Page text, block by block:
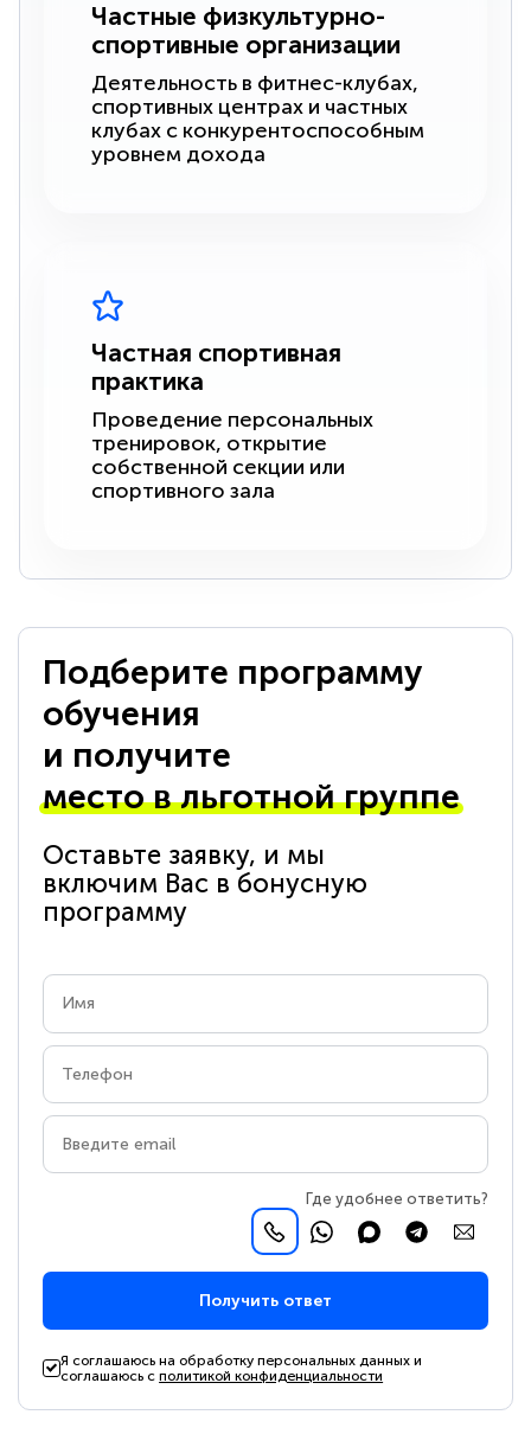
Частные физкультурно-
спортивные организации
Деятельность в фитнес-клубах,
спортивных центрах и частных
клубах с конкурентоспособным
уровнем дохода
Частная спортивная
практика
Проведение персональных
тренировок, открытие
собственной секции или
спортивного зала
Подберите программу
обучения
и получите
место в льготной группе
Оставьте заявку, и мы
включим Вас в бонусную
программу
Где удобнее ответить?
Получить ответ
Я соглашаюсь на обработку персональных данных и
соглашаюсь сполитикой конфиденциальности